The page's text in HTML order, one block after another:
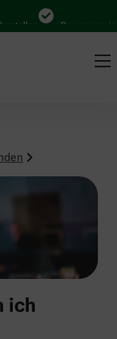
Bequem
ich